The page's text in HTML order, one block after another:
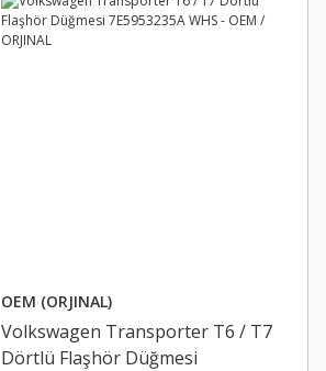
OEM (ORJINAL)
Volkswagen Transporter T6 / T7
Dörtlü Flaşhör Düğmesi